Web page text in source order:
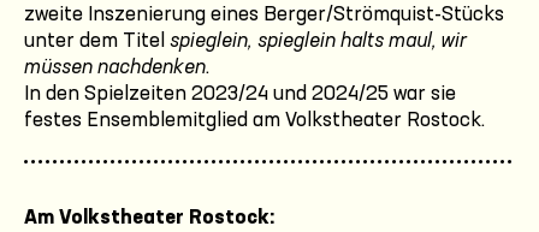
zweite Inszenierung eines Berger/Strömquist-Stücks
unter dem Titel spieglein, spieglein halts maul, wir
müssen nachdenken.
In den Spielzeiten 2023/24 und 2024/25 war sie
festes Ensemblemitglied am Volkstheater Rostock.
Am Volkstheater Rostock: